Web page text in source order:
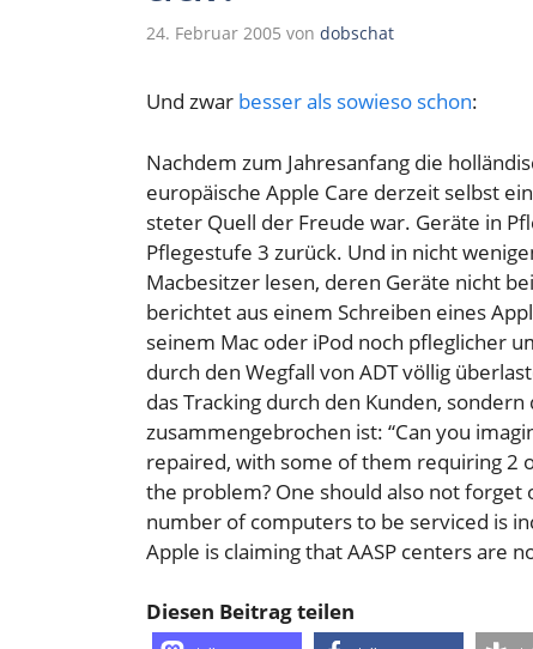
24. Februar 2005 von dobschat
Und zwar besser als sowieso schon:
Nachdem zum Jahresanfang die
europäische Apple Care derzeit selbst
steter Quell der Freude war. Geräte in
Pflegestufe 3 zurück. Und in nicht
Macbesitzer lesen, deren Geräte nicht
berichtet aus einem Schreiben eines
seinem Mac oder iPod noch pfleglicher
durch den Wegfall von ADT völlig
das Tracking durch den Kunden,
zusammengebrochen ist: “Can you
repaired, with some of them requiring 2
the problem? One should also not forget
number of computers to be serviced is
Apple is claiming that AASP centers are
Diesen Beitrag teilen